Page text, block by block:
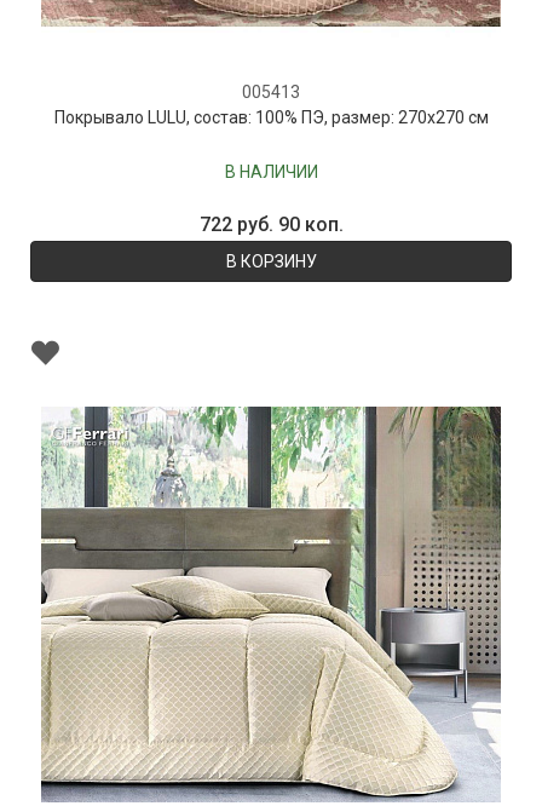
005413
Покрывало LULU, состав: 100% ПЭ, размер: 270х270 см
В НАЛИЧИИ
722 руб. 90 коп.
В КОРЗИНУ